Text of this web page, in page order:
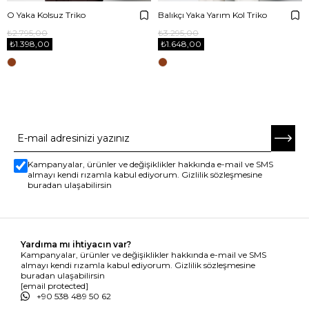
O Yaka Kolsuz Triko
₺1.398,00
₺2.795,00
Balıkçı Yaka Yarım Kol Triko
₺1.648,00
₺3.295,00
Kampanyalar, ürünler ve değişiklikler hakkında e-mail ve SMS
almayı kendi rızamla kabul ediyorum. Gizlilik sözleşmesine
buradan ulaşabilirsin
Yardıma mı ihtiyacın var?
Kampanyalar, ürünler ve değişiklikler hakkında e-mail ve SMS
almayı kendi rızamla kabul ediyorum. Gizlilik sözleşmesine
buradan ulaşabilirsin
[email protected]
+90 538 489 50 62